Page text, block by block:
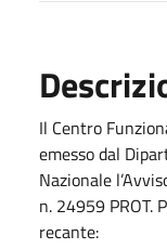
Il Centro
emesso dal
Nazionale
n. 24959 PROT.
recante: